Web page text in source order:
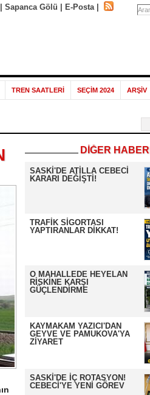
Sapanca Gölü E-Posta|
TREN SAATLERİ SEÇİM 2024 ARŞİV
DİĞER
SASKİ'DE ATİLLA CEBECİ
KARARI DEĞİŞTİ!
TRAFİK SİGORTASI
YAPTIRANLAR DİKKAT!
O MAHALLEDE HEYELAN
RİSKİNE KARŞI
GÜÇLENDİRME
KAYMAKAM YAZICI'DAN
GEYVE VE PAMUKOVA'YA
ZİYARET
SASKİ'DE İÇ ROTASYON!
CEBECİ'YE YENİ GÖREV